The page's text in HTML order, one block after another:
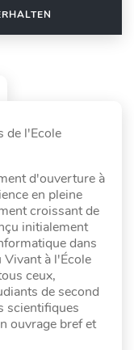
de l'Ecole
d'ouverture à
en pleine
croissant de
initialement
dans
Vivant à l'École
ceux,
de second
scientifiques
ouvrage bref et